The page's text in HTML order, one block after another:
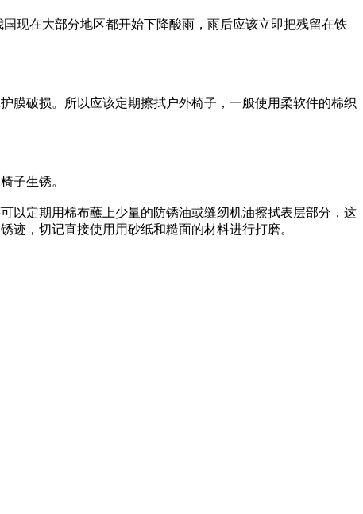
现在大部分地区都开始下降酸雨，雨后应该立即把残留在铁
破损。所以应该定期擦拭户外椅子，一般使用柔软件的棉织
子生锈。
定期用棉布蘸上少量的防锈油或缝纫机油擦拭表层部分，这
，切记直接使用用砂纸和糙面的材料进行打磨。